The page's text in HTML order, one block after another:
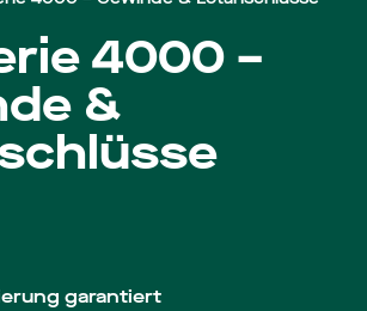
4000 –
&
garantiert